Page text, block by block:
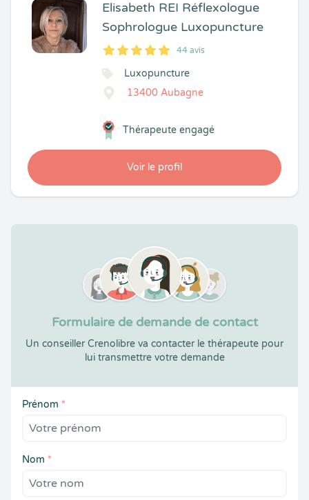
Elisabeth REI Réflexologue
Sophrologue Luxopuncture
5
1
5
44 44 avis
Luxopuncture
13400 Aubagne
Voir le profil
Thérapeute engagé
Formulaire de demande de contact
Un conseiller Crenolibre va contacter le thérapeute pour
lui transmettre votre demande
Prénom *
Nom *